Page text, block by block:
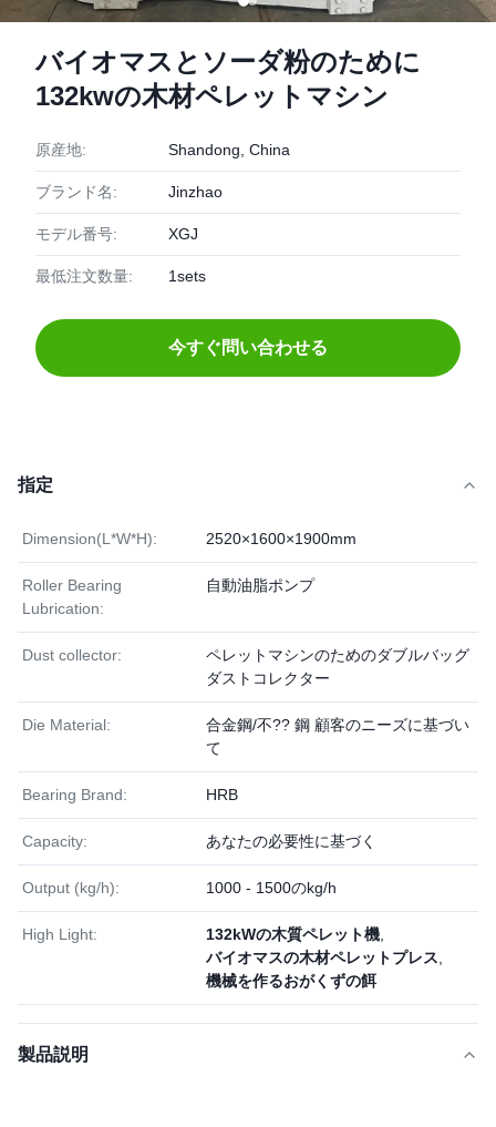
バイオマスとソーダ粉のために
132kwの木材ペレットマシン
原産地: Shandong, China
ブランド名: Jinzhao
モデル番号: XGJ
最低注文数量: 1sets
今すぐ問い合わせる
指定
Dimension(L*W*H): 2520×1600×1900mm
Roller Bearing
Lubrication:
自動油脂ポンプ
Dust collector:
ペレットマシンのためのダブルバッグ
ダストコレクター
Die Material:
合金鋼/不?? 鋼 顧客のニーズに基づい
て
Bearing Brand: HRB
Capacity: あなたの必要性に基づく
Output (kg/h): 1000 - 1500のkg/h
High Light: 132kWの木質ペレット機
バイオマスの木材ペレットプレス
機械を作るおがくずの餌
製品説明